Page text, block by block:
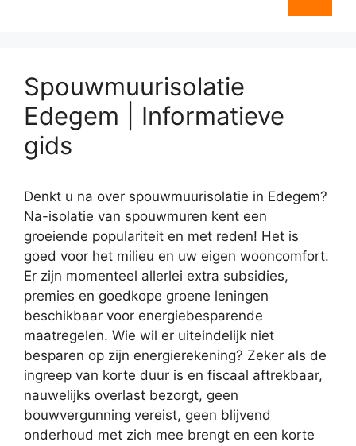
Spouwmuurisolatie
Edegem | Informatieve
gids
Denkt u na over spouwmuurisolatie in Edegem?
Na-isolatie van spouwmuren kent een
groeiende populariteit en met reden! Het is
goed voor het milieu en uw eigen wooncomfort.
Er zijn momenteel allerlei extra subsidies,
premies en goedkope groene leningen
beschikbaar voor energiebesparende
maatregelen. Wie wil er uiteindelijk niet
besparen op zijn energierekening? Zeker als de
ingreep van korte duur is en fiscaal aftrekbaar,
nauwelijks overlast bezorgt, geen
bouwvergunning vereist, geen blijvend
onderhoud met zich mee brengt en een korte